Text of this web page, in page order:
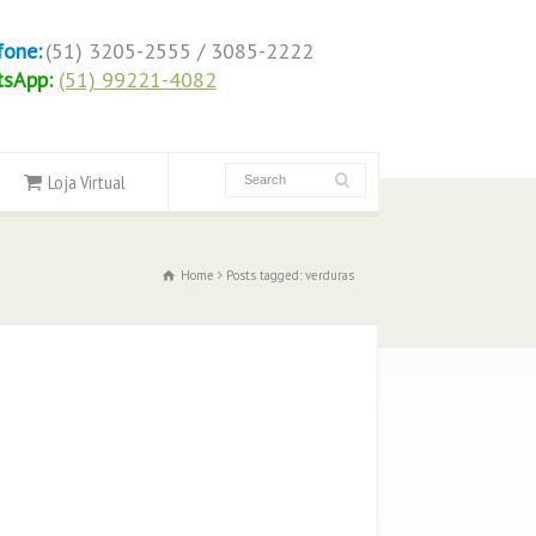
(51) 3205-2555 / 3085-2222
(51) 99221-4082
Loja Virtual
Home Posts tagged: verduras